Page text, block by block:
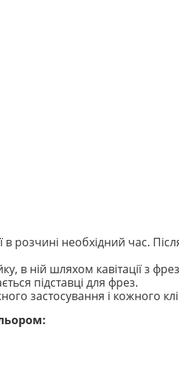
в розчині необхідний час.
в ній шляхом кавітації з
підставці для фрез.
застосування і кожного